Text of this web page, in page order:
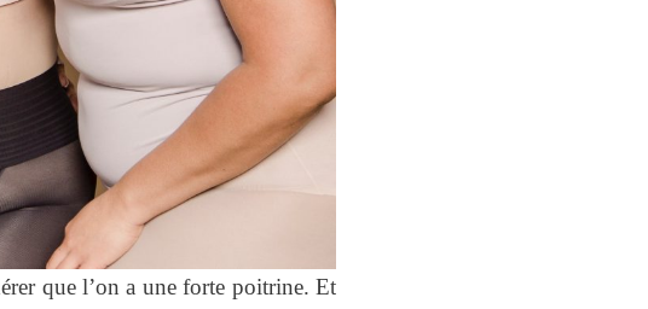
que l’on a une forte poitrine. Et